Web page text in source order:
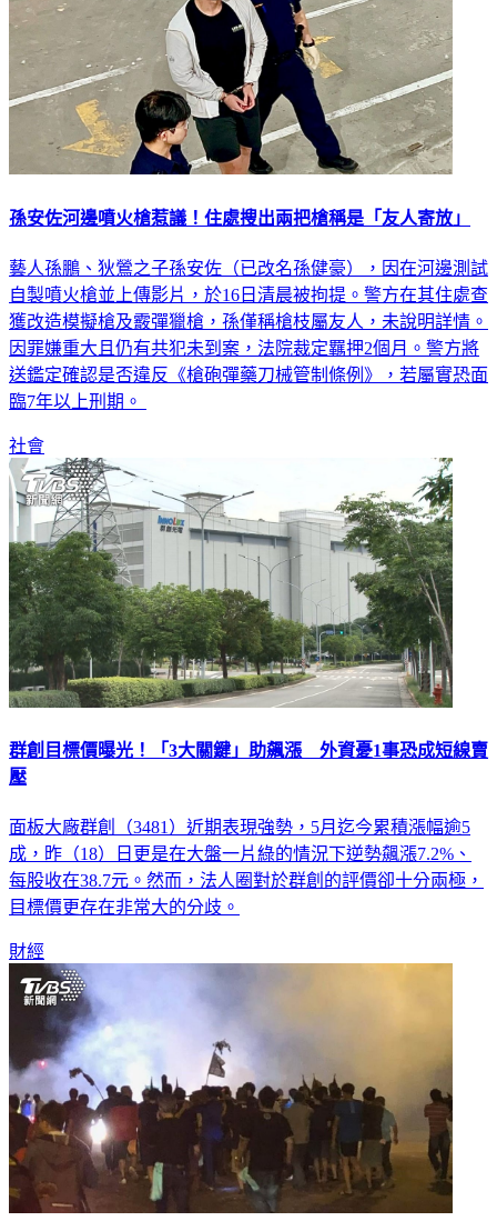
孫安佐河邊噴火槍惹議！住處搜出兩把槍稱是「友人寄放」
藝人孫鵬、狄鶯之子孫安佐（已改名孫健豪），因在河邊測試
自製噴火槍並上傳影片，於16日清晨被拘提。警方在其住處查
獲改造模擬槍及霰彈獵槍，孫僅稱槍枝屬友人，未說明詳情。
因罪嫌重大且仍有共犯未到案，法院裁定羈押2個月。警方將
送鑑定確認是否違反《槍砲彈藥刀械管制條例》，若屬實恐面
臨7年以上刑期。
社會
群創目標價曝光！「3大關鍵」助飆漲 外資憂1事恐成短線賣
壓
面板大廠群創（3481）近期表現強勢，5月迄今累積漲幅逾5
成，昨（18）日更是在大盤一片綠的情況下逆勢飆漲7.2%、
每股收在38.7元。然而，法人圈對於群創的評價卻十分兩極，
目標價更存在非常大的分歧。
財經